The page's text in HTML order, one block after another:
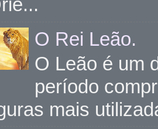
O Rei Leão.
O Leão é um
período
mais